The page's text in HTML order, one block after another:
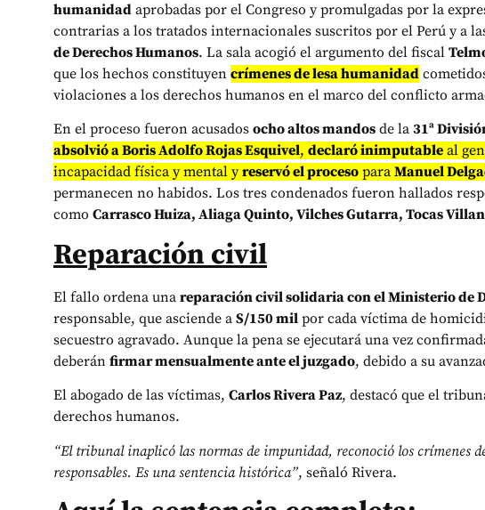
humanidad aprobadas por el Congreso y promulgadas por la
contrarias a los tratados internacionales suscritos por el Perú y a
de Derechos Humanos. La sala acogió el argumento del fiscal
que los hechos constituyen crímenes de lesa humanidad
violaciones a los derechos humanos en el marco del conflicto
En el proceso fueron acusados ocho altos mandos de la 31ª
absolvió a Boris Adolfo Rojas Esquivel, declaró inimputable al
incapacidad física y mental yreservó el proceso para Manuel
permanecen no habidos. Los tres condenados fueron hallados
como Carrasco Huiza, Aliaga Quinto, Vilches Gutarra, Tocas
Reparación civil
El fallo ordena una reparación civil solidaria con el Ministerio de
responsable, que asciende a S/150 mil por cada víctima de
secuestro agravado. Aunque la pena se ejecutará una vez
deberán firmar mensualmente ante el juzgado, debido a su
El abogado de las víctimas, Carlos Rivera Paz, destacó que el
derechos humanos.
“El tribunal inaplicó las normas de impunidad, reconoció los crímenes
responsables. Es una sentencia histórica”, señaló Rivera.